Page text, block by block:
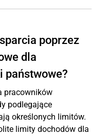
poprzez
dla
państwowe?
pracowników
podlegające
określonych limitów.
limity dochodów dla